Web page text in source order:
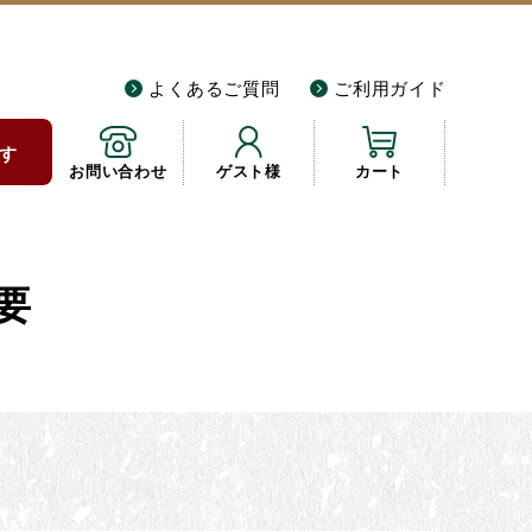
よくあるご質問 ご利用ガイド
お問い合わせ ゲスト様 カート